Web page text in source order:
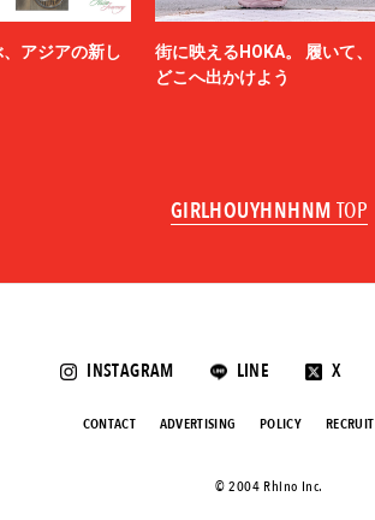
アジアの新し
街に映えるHOKA。 履いて、
どこへ出かけよう
GIRLHOUYHNHNM TOP
INSTAGRAM LINE X
CONTACT ADVERTISING POLICY RECRUIT
©️ 2004 Rhino Inc.